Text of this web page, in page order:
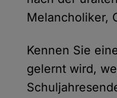
Melancholiker,
Kennen Sie
gelernt wird,